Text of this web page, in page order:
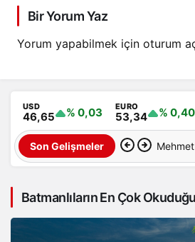
Bir Yorum Yaz
Yorum yapabilmek için oturum
USD
46,65 % 0,03 EURO
53,34 % 0,40
Son Gelişmeler Mehmet
görevi
Batmanlıların En Çok